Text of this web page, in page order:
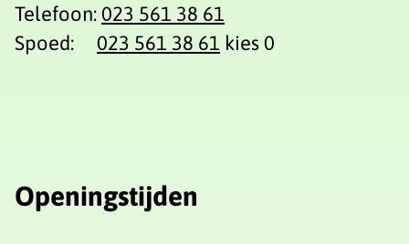
Telefoon:023 561 38 61
Spoed: 023 561 38 61 kies 0
Openingstijden